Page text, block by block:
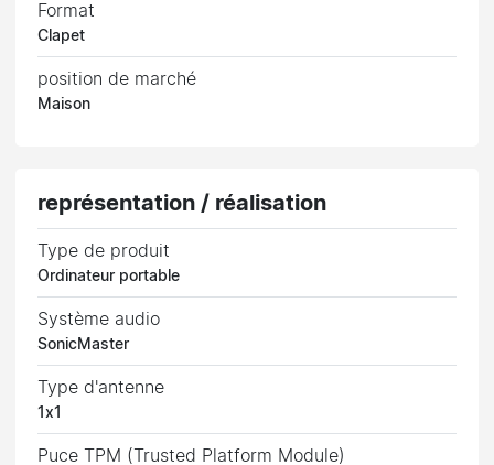
Format
Clapet
position de marché
Maison
représentation / réalisation
Type de produit
Ordinateur portable
Système audio
SonicMaster
Type d'antenne
1x1
Puce TPM (Trusted Platform Module)